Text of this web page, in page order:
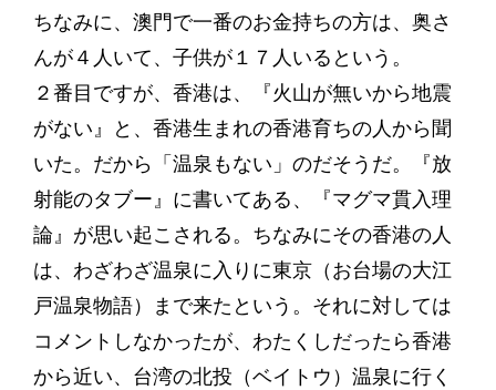
ちなみに、澳門で一番のお金持ちの方は、奥さ
んが４人いて、子供が１７人いるという。
２番目ですが、香港は、『火山が無いから地震
がない』と、香港生まれの香港育ちの人から聞
いた。だから「温泉もない」のだそうだ。『放
射能のタブー』に書いてある、『マグマ貫入理
論』が思い起こされる。ちなみにその香港の人
は、わざわざ温泉に入りに東京（お台場の大江
戸温泉物語）まで来たという。それに対しては
コメントしなかったが、わたくしだったら香港
から近い、台湾の北投（ベイトウ）温泉に行く